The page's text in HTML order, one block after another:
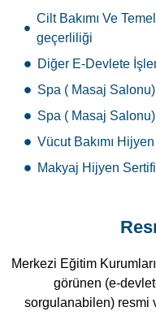
Cilt Bakımı Ve
geçerliliği
Diğer E-Devlete
Spa ( Masaj
Spa ( Masaj
Vücut Bakımı
Makyaj Hijyen
Merkezi Eğitim
görünen (e-
sorgulanabilen) resmi